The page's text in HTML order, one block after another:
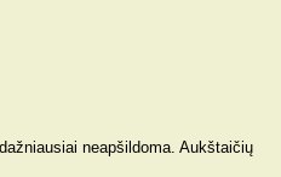
neapšildoma. Aukštaičių